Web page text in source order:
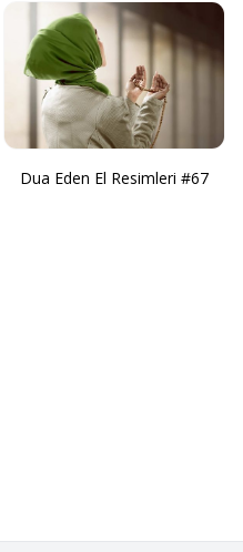
Dua Eden El Resimleri #67